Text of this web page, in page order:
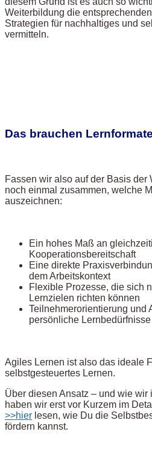
Weiterbildung die
Strategien für nachhaltiges und
vermitteln.
Das brauchen Lernformate
Fassen wir also auf der Basis der
noch einmal zusammen, welche
auszeichnen:
Ein hohes Maß an
Kooperationsbereitschaft
Eine direkte
dem Arbeitskontext
Flexible Prozesse, die sich
Lernzielen richten können
Teilnehmerorientierung und
persönliche Lernbedürfnisse
Agiles Lernen ist also das ideale
selbstgesteuertes Lernen.
Über diesen Ansatz – und wie wir
haben wir erst vor Kurzem im
>>hier lesen, wie Du die
fördern kannst.